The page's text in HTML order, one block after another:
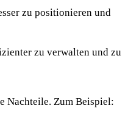
zu positionieren und
zu verwalten und zu
Nachteile. Zum Beispiel: